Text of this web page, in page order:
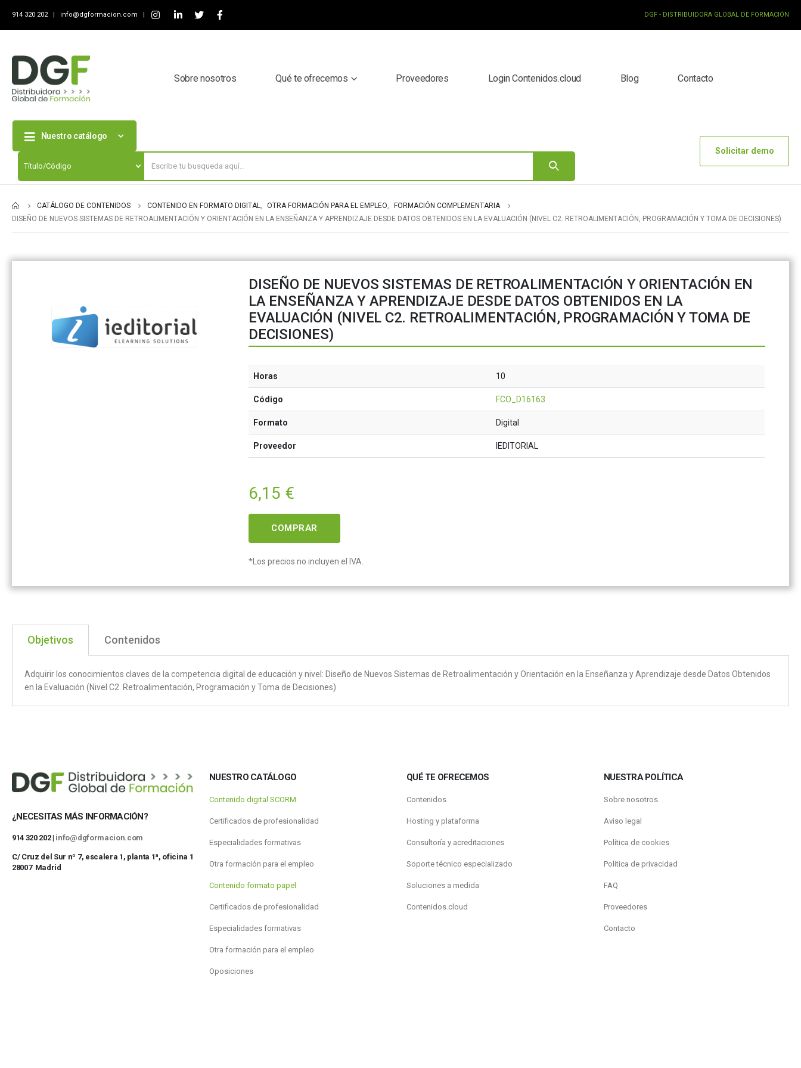
914 320 202 | info@dgformacion.com | DGF - DISTRIBUIDORA GLOBAL DE FORMACIÓN
Sobre nosotros Qué te ofrecemos Proveedores Login Contenidos.cloud Blog Contacto
Nuestro catálogo
Solicitar demo
CATÁLOGO DE CONTENIDOS CONTENIDO EN FORMATO DIGITAL, OTRA FORMACIÓN PARA EL EMPLEO,
FORMACIÓN COMPLEMENTARIA
DISEÑO DE NUEVOS SISTEMAS DE RETROALIMENTACIÓN Y ORIENTACIÓN EN LA ENSEÑANZA Y APRENDIZAJE DESDE DATOS OBTENIDOS EN LA EVALUACIÓN (NIVEL C2. RETROALIMENTACIÓN, PROGRAMACIÓN Y TOMA DE DECISIONES)
DISEÑO DE NUEVOS SISTEMAS DE RETROALIMENTACIÓN Y ORIENTACIÓN EN
LA ENSEÑANZA Y APRENDIZAJE DESDE DATOS OBTENIDOS EN LA
EVALUACIÓN (NIVEL C2. RETROALIMENTACIÓN, PROGRAMACIÓN Y TOMA DE
DECISIONES)
Horas 10
Código FCO_D16163
Formato Digital
Proveedor IEDITORIAL
6,15 €
COMPRAR
*Los precios no incluyen el IVA.
Objetivos Contenidos
Adquirir los conocimientos claves de la competencia digital de educación y nivel: Diseño de Nuevos Sistemas de Retroalimentación y Orientación en la Enseñanza y Aprendizaje desde Datos Obtenidos
en la Evaluación (Nivel C2. Retroalimentación, Programación y Toma de Decisiones)
¿NECESITAS MÁS INFORMACIÓN?
914 320 202 | info@dgformacion.com
C/ Cruz del Sur nº 7, escalera 1, planta 1ª, oficina 1
28007 Madrid
NUESTRO CATÁLOGO
Contenido digital SCORM
Certificados de profesionalidad
Especialidades formativas
Otra formación para el empleo
Contenido formato papel
Certificados de profesionalidad
Especialidades formativas
Otra formación para el empleo
Oposiciones
QUÉ TE OFRECEMOS
Contenidos
Hosting y plataforma
Consultoría y acreditaciones
Soporte técnico especializado
Soluciones a medida
Contenidos.cloud
NUESTRA POLÍTICA
Sobre nosotros
Aviso legal
Política de cookies
Politica de privacidad
FAQ
Proveedores
Contacto